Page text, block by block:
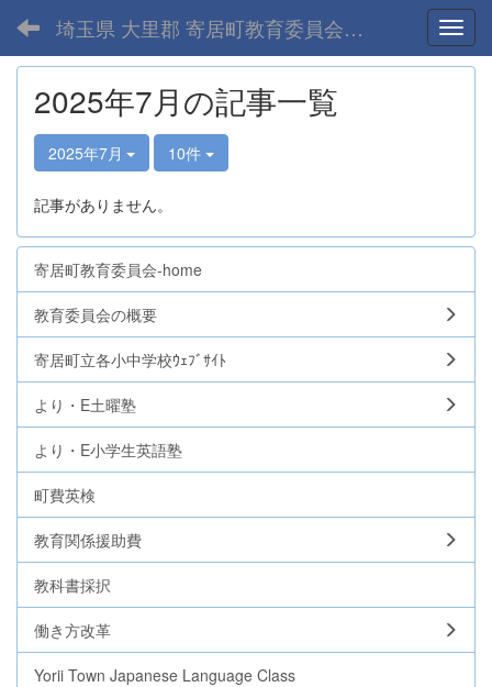
埼玉県 大里郡 寄居町教育委員会-home
2025年7月の記事一覧
2025年7月 10件
記事がありません。
寄居町教育委員会-home
教育委員会の概要
寄居町立各小中学校ｳｪﾌﾞｻｲﾄ
より・E土曜塾
より・E小学生英語塾
町費英検
教育関係援助費
教科書採択
働き方改革
Yorii Town Japanese Language Class